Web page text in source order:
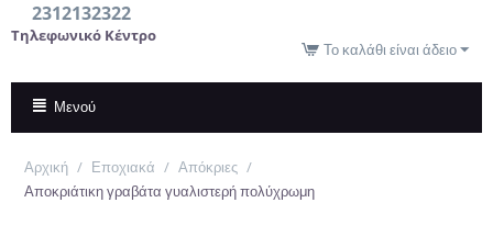
2312132322
Τηλεφωνικό Κέντρο
Το καλάθι είναι άδειο
Μενού
Αρχική / Εποχιακά / Απόκριες /
Αποκριάτικη γραβάτα γυαλιστερή πολύχρωμη